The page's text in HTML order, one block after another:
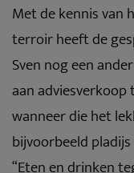
Met de kennis van
terroir heeft de
Sven nog een
aan
wanneer die het
bijvoorbeeld
“Eten en drinken